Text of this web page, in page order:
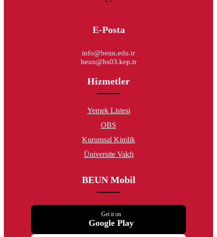
E-Posta
info@beun.edu.tr
beun@hs03.kep.tr
Hizmetler
Yemek Listesi
OBS
Kurumsal Kimlik
Üniversite Vakfı
BEUN Mobil
Get it on
Google Play